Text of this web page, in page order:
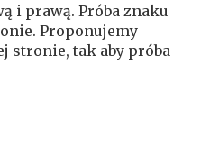
i prawą. Próba znaku
Proponujemy
stronie, tak aby próba